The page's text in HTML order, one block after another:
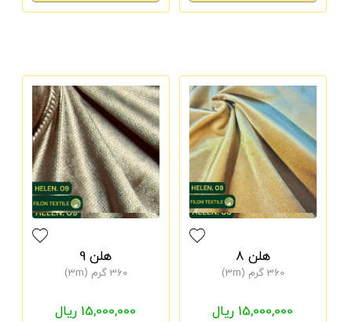
هلن 8
360 گرم (3m)
15,000,000 ریال
هلن 9
360 گرم (3m)
15,000,000 ریال